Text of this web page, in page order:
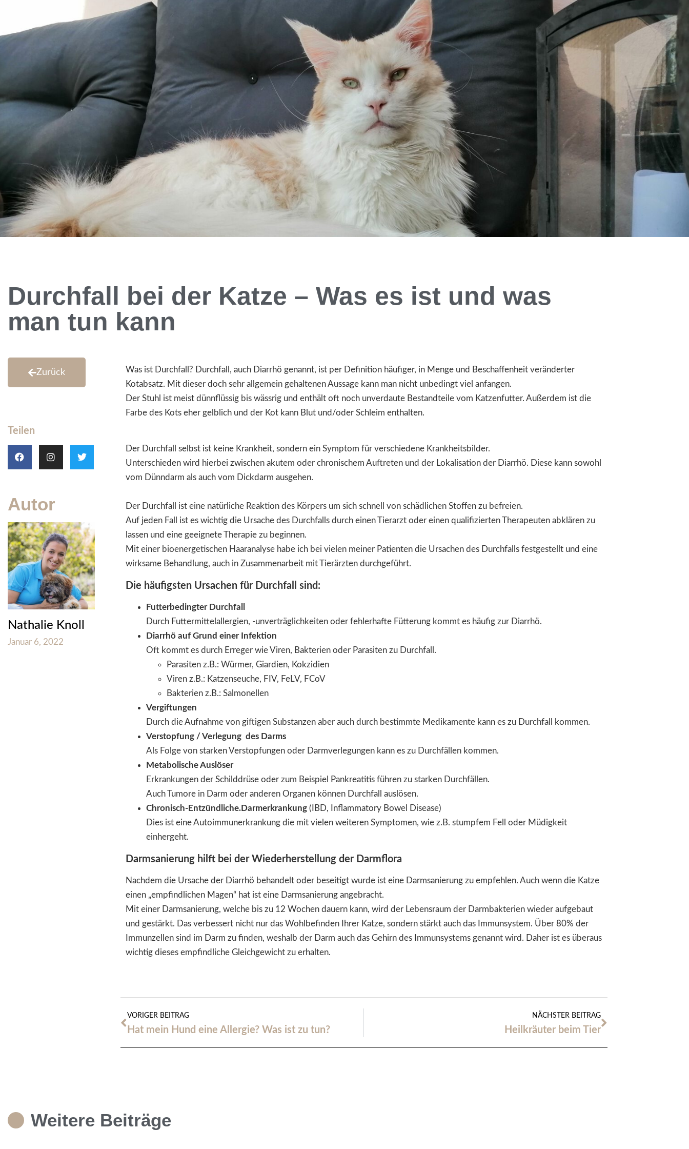
Durchfall bei der Katze – Was es ist und was
man tun kann
Zurück
Teilen
Autor
Nathalie Knoll
Januar 6, 2022
Was ist Durchfall? Durchfall, auch Diarrhö genannt, ist per Definition häufiger, in Menge und Beschaffenheit veränderter
Kotabsatz. Mit dieser doch sehr allgemein gehaltenen Aussage kann man nicht unbedingt viel anfangen.
Der Stuhl ist meist dünnflüssig bis wässrig und enthält oft noch unverdaute Bestandteile vom Katzenfutter. Außerdem ist die
Farbe des Kots eher gelblich und der Kot kann Blut und/oder Schleim enthalten.
Der Durchfall selbst ist keine Krankheit, sondern ein Symptom für verschiedene Krankheitsbilder.
Unterschieden wird hierbei zwischen akutem oder chronischem Auftreten und der Lokalisation der Diarrhö. Diese kann sowohl
vom Dünndarm als auch vom Dickdarm ausgehen.
Der Durchfall ist eine natürliche Reaktion des Körpers um sich schnell von schädlichen Stoffen zu befreien.
Auf jeden Fall ist es wichtig die Ursache des Durchfalls durch einen Tierarzt oder einen qualifizierten Therapeuten abklären zu
lassen und eine geeignete Therapie zu beginnen.
Mit einer bioenergetischen Haaranalyse habe ich bei vielen meiner Patienten die Ursachen des Durchfalls festgestellt und eine
wirksame Behandlung, auch in Zusammenarbeit mit Tierärzten durchgeführt.
Die häufigsten Ursachen für Durchfall sind:
Futterbedingter Durchfall
Durch Futtermittelallergien, -unverträglichkeiten oder fehlerhafte Fütterung kommt es häufig zur Diarrhö.
Diarrhö auf Grund einer Infektion
Oft kommt es durch Erreger wie Viren, Bakterien oder Parasiten zu Durchfall.
Parasiten z.B.: Würmer, Giardien, Kokzidien
Viren z.B.: Katzenseuche, FIV, FeLV, FCoV
Bakterien z.B.: Salmonellen
Vergiftungen
Durch die Aufnahme von giftigen Substanzen aber auch durch bestimmte Medikamente kann es zu Durchfall kommen.
Verstopfung / Verlegung des Darms
Als Folge von starken Verstopfungen oder Darmverlegungen kann es zu Durchfällen kommen.
Metabolische Auslöser
Erkrankungen der Schilddrüse oder zum Beispiel Pankreatitis führen zu starken Durchfällen.
Auch Tumore in Darm oder anderen Organen können Durchfall auslösen.
Chronisch-Entzündliche.Darmerkrankung (IBD, Inflammatory Bowel Disease)
Dies ist eine Autoimmunerkrankung die mit vielen weiteren Symptomen, wie z.B. stumpfem Fell oder Müdigkeit
einhergeht.
Darmsanierung hilft bei der Wiederherstellung der Darmflora
Nachdem die Ursache der Diarrhö behandelt oder beseitigt wurde ist eine Darmsanierung zu empfehlen. Auch wenn die Katze
einen „empfindlichen Magen“ hat ist eine Darmsanierung angebracht.
Mit einer Darmsanierung, welche bis zu 12 Wochen dauern kann, wird der Lebensraum der Darmbakterien wieder aufgebaut
und gestärkt. Das verbessert nicht nur das Wohlbefinden Ihrer Katze, sondern stärkt auch das Immunsystem. Über 80% der
Immunzellen sind im Darm zu finden, weshalb der Darm auch das Gehirn des Immunsystems genannt wird. Daher ist es überaus
wichtig dieses empfindliche Gleichgewicht zu erhalten.
VORIGER BEITRAG
Hat mein Hund eine Allergie? Was ist zu tun?
NÄCHSTER BEITRAG
Heilkräuter beim Tier
Weitere Beiträge